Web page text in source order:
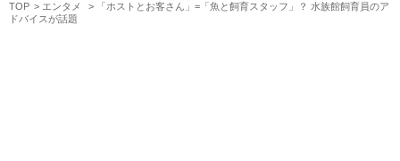
TOP エンタメ
「ホストとお客さん」=「魚と飼育スタッフ」？ 水族館飼育員のア
ドバイスが話題